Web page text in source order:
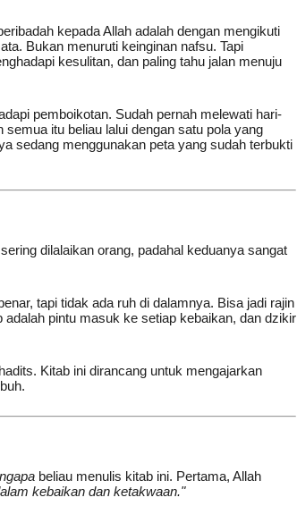
kepada Allah adalah dengan mengikuti
kesulitan, dan paling tahu jalan menuju
itu beliau lalui dengan satu pola yang
sedang menggunakan peta yang sudah terbukti
dilalaikan orang, padahal keduanya sangat
tapi tidak ada ruh di dalamnya. Bisa jadi rajin
pintu masuk ke setiap kebaikan, dan dzikir
Kitab ini dirancang untuk mengajarkan
beliau menulis kitab ini. Pertama, Allah
kebaikan dan ketakwaan."